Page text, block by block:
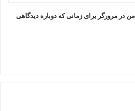
در مرورگر برای زمانی که دوباره دیدگاهی